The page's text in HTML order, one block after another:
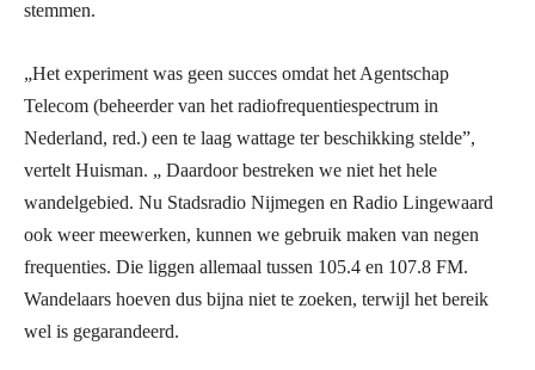
stemmen.
„Het experiment was geen succes omdat het Agentschap
Telecom (beheerder van het radiofrequentiespectrum in
Nederland, red.) een te laag wattage ter beschikking stelde”,
vertelt Huisman. „ Daardoor bestreken we niet het hele
wandelgebied. Nu Stadsradio Nijmegen en Radio Lingewaard
ook weer meewerken, kunnen we gebruik maken van negen
frequenties. Die liggen allemaal tussen 105.4 en 107.8 FM.
Wandelaars hoeven dus bijna niet te zoeken, terwijl het bereik
wel is gegarandeerd.